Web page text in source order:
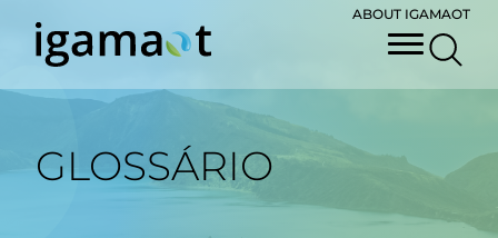
ABOUT IGAMAOT
GLOSSÁRIO